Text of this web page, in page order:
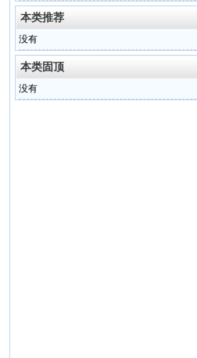
本类推荐
没有
本类固顶
没有